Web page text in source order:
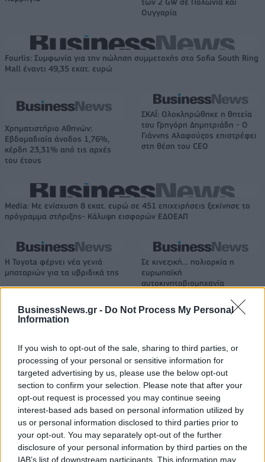
BusinessNews.gr - Do Not Process My Personal
Information
If you wish to opt-out of the sale, sharing to third parties, or
processing of your personal or sensitive information for
targeted advertising by us, please use the below opt-out
section to confirm your selection. Please note that after your
opt-out request is processed you may continue seeing
interest-based ads based on personal information utilized by
us or personal information disclosed to third parties prior to
your opt-out. You may separately opt-out of the further
disclosure of your personal information by third parties on the
IAB’s list of downstream participants. This information may
Ουγγαρία
Fourlis: Συμφωνία για την πώληση συμμετοχής στο Sofia South Ring
Mall έναντι 49,35 εκατ. ευρώ
Χρηματιστήριο Αθηνών:
Εβδομαδιαία άνοδος 1,76%,
κέρδη 23,31% από τις αρχές
του έτους
ΣΚΑΪ: Ολοκληρώθηκε η θητεία
του Γρηγόρη Δημητριάδη - Ο
Γιάννης Αλαφούζος επιστρέφει
στη θέση του CEO
Media: Με ενίσχυση 8 εκατ. ευρώ σε 451 επιχειρήσεις ξεκίνησε το
πρόγραμμα στήριξης- Κάλυψη εισφορών ΕΔΟΕΑΠ
Η Toyota φέρνει νέα γενιά
μπαταριών για τα υβριδικά της
Σε κινεζική… πολιορκία η
ευρωπαϊκή
αυτοκινητοβιομηχανία
Σασλόγλου: «Ξεχνάμε ό,τι έγινε
και προχωράμε»
Εθνική Κορασίδων: Νίκησε με
74-65 τη Δανία και παίζει
ημιτελικό με τη Νορβηγία
Ελληνική Αναπτυξιακή Τράπεζα: Με «προίκα» 2 δισ. ευρώ ανοίγει
δρόμο για δάνεια έως 5 δισ. σε μικρομεσαίες